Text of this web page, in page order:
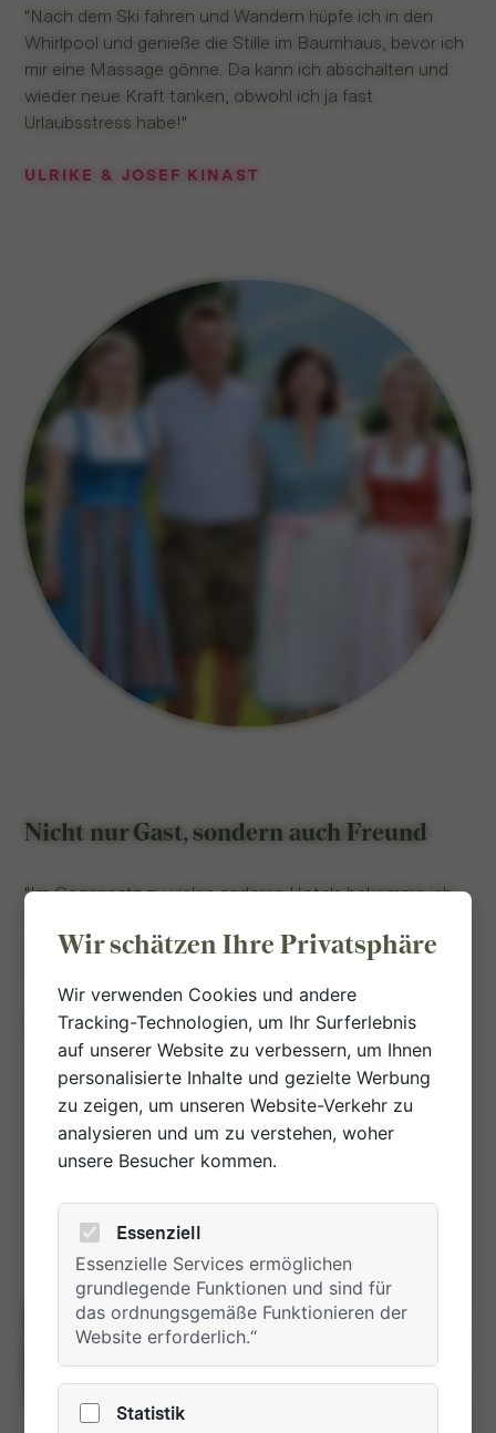
"Nach dem Ski fahren und Wandern hüpfe ich in den
Whirlpool und genieße die Stille im Baumhaus, bevor ich
mir eine Massage gönne. Da kann ich abschalten und
wieder neue Kraft tanken, obwohl ich ja fast
Urlaubsstress habe!"
ULRIKE & JOSEF KINAST
Nicht nur Gast, sondern auch Freund
"Im Gegensatz zu vielen anderen Hotels bekomme ich
allem bin ich hier nicht nur Gast, sondern auch Freund.
FAMILIE EIKMEIER
Wir schätzen Ihre Privatsphäre
Wir verwenden Cookies und andere
Tracking-Technologien, um Ihr Surferlebnis
auf unserer Website zu verbessern, um Ihnen
personalisierte Inhalte und gezielte Werbung
zu zeigen, um unseren Website-Verkehr zu
analysieren und um zu verstehen, woher
unsere Besucher kommen.
Essenziell
Essenzielle Services ermöglichen
grundlegende Funktionen und sind für
das ordnungsgemäße Funktionieren der
Website erforderlich.“
Statistik